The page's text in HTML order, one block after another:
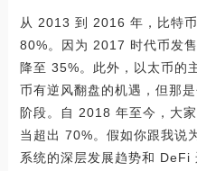
从 2013 到 2016 年，比特
80%。因为 2017 时代币发
降至 35%。此外，以太币的
币有逆风翻盘的机遇，但那
阶段。自 2018 年至今，大
当超出 70%。假如你跟我说
系统的深层发展趋势和 DeFi